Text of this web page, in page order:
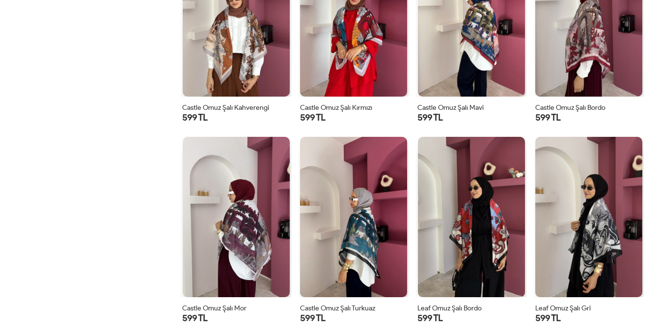
STD
Castle Omuz Şalı Kahverengi
599 TL
STD
Castle Omuz Şalı Kırmızı
599 TL
STD
Castle Omuz Şalı Mavi
599 TL
STD
Castle Omuz Şalı Bordo
599 TL
Castle Omuz Şalı Mor
599 TL
Castle Omuz Şalı Turkuaz
599 TL
Leaf Omuz Şalı Bordo
599 TL
Leaf Omuz Şalı Gri
599 TL